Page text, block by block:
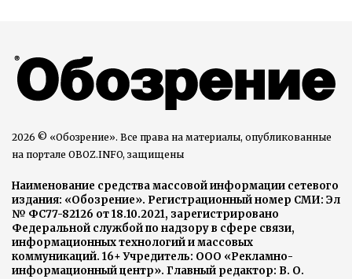
2026 © «Обозрение». Все права на материалы, опубликованные
на портале OBOZ.INFO, защищены
Наименование средства массовой информации сетевого
издания: «Обозрение». Регистрационный номер СМИ: Эл
№ ФС77-82126 от 18.10.2021, зарегистрировано
Федеральной службой по надзору в сфере связи,
информационных технологий и массовых
коммуникаций. 16+ Учредитель: ООО «Рекламно-
информационный центр». Главный редактор: В. О.